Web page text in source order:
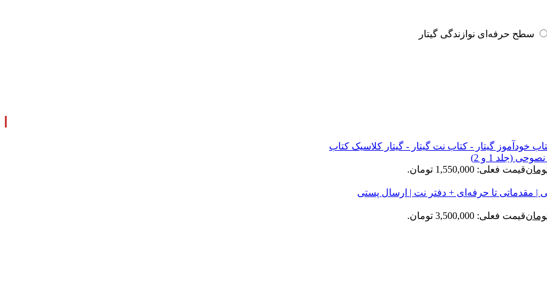
سطح حرفه‌ای نوازندگی گیتار
(جلد 1 و 2)
قیمت فعلی: 1,550,000 تومان.
| مقدماتی تا حرفه‌ای + دفتر نت | ارسال پستی
قیمت فعلی: 3,500,000 تومان.